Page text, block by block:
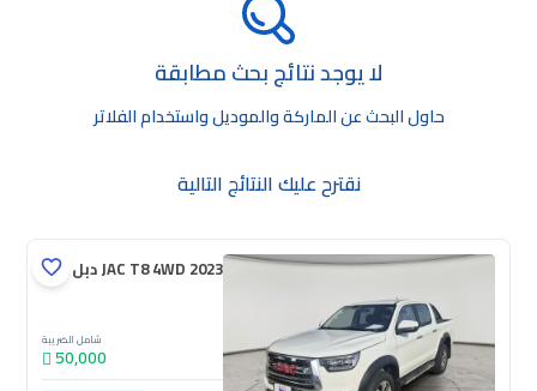
لا يوجد نتائج بحث مطابقة
حاول البحث عن الماركة والموديل واستخدام الفلاتر
نقترح عليك النتائج التالية
JAC T8 4WD 2023 دبل
شامل الضريبة
50,000